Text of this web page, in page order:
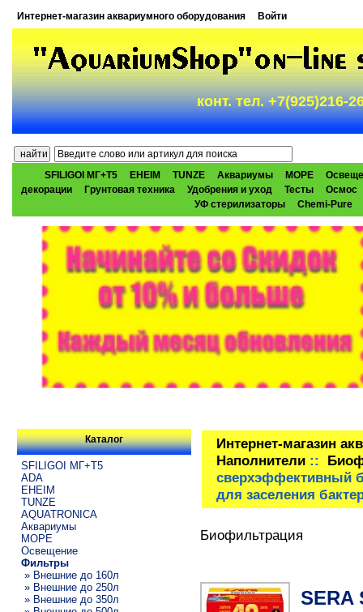
Интернет-магазин аквариумного оборудования Войти
конт. тел. +7(925)216-
SFILIGOI МГ+Т5 EHEIM TUNZE Аквариумы МОРЕ
декорации
Грунтовая техника Удобрения и уход Тесты
Осмос
УФ стерилизаторы
Chemi-Pure
Каталог
SFILIGOI МГ+Т5
ADA
EHEIM
TUNZE
AQUATRONICA
Аквариумы
МОРЕ
Освещение
Фильтры
» Внешние до 160л
» Внешние до 250л
» Внешние до 350л
Интернет-магазин
Наполнители::
сверхэффективный
для заселения
Биофильтрация
SERA